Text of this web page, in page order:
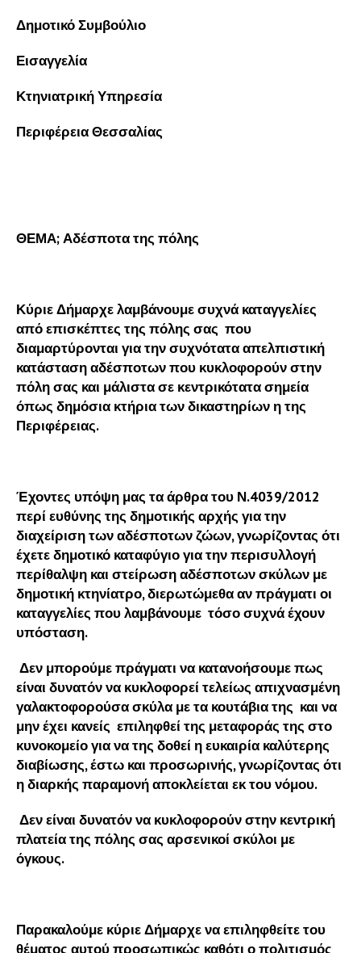
Δημοτικό Συμβούλιο
Εισαγγελία
Κτηνιατρική Υπηρεσία
Περιφέρεια Θεσσαλίας
ΘΕΜΑ; Αδέσποτα της πόλης
Κύριε Δήμαρχε λαμβάνουμε συχνά καταγγελίες
από επισκέπτες της πόλης σας που
διαμαρτύρονται για την συχνότατα απελπιστική
κατάσταση αδέσποτων που κυκλοφορούν στην
πόλη σας και μάλιστα σε κεντρικότατα σημεία
όπως δημόσια κτήρια των δικαστηρίων η της
Περιφέρειας.
Έχοντες υπόψη μας τα άρθρα του Ν.4039/2012
περί ευθύνης της δημοτικής αρχής για την
διαχείριση των αδέσποτων ζώων, γνωρίζοντας ότι
έχετε δημοτικό καταφύγιο για την περισυλλογή
περίθαλψη και στείρωση αδέσποτων σκύλων με
δημοτική κτηνίατρο, διερωτώμεθα αν πράγματι οι
καταγγελίες που λαμβάνουμε τόσο συχνά έχουν
υπόσταση.
Δεν μπορούμε πράγματι να κατανοήσουμε πως
είναι δυνατόν να κυκλοφορεί τελείως απιχνασμένη
γαλακτοφορούσα σκύλα με τα κουτάβια της και να
μην έχει κανείς επιληφθεί της μεταφοράς της στο
κυνοκομείο για να της δοθεί η ευκαιρία καλύτερης
διαβίωσης, έστω και προσωρινής, γνωρίζοντας ότι
η διαρκής παραμονή αποκλείεται εκ του νόμου.
Δεν είναι δυνατόν να κυκλοφορούν στην κεντρική
πλατεία της πόλης σας αρσενικοί σκύλοι με
όγκους.
Παρακαλούμε κύριε Δήμαρχε να επιληφθείτε του
θέματος αυτού προσωπικώς καθότι ο πολιτισμός